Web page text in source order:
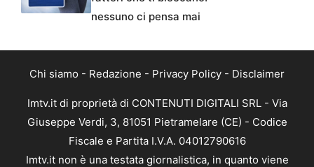
nessuno ci pensa mai
Chi siamo - Redazione - Privacy Policy - Disclaimer
Imtv.it di proprietà di CONTENUTI DIGITALI SRL - Via
Giuseppe Verdi, 3, 81051 Pietramelare (CE) - Codice
Fiscale e Partita I.V.A. 04012790616
Imtv.it non è una testata giornalistica, in quanto viene